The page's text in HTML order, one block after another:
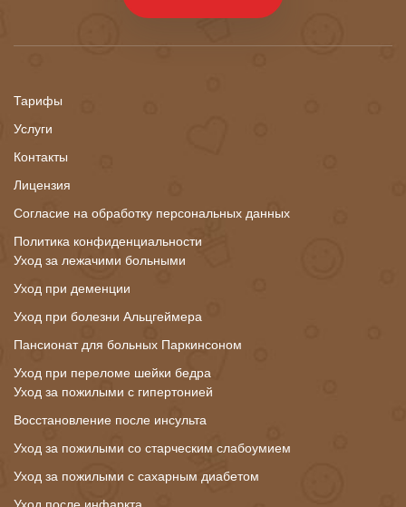
Тарифы
Услуги
Контакты
Лицензия
Согласие на обработку персональных данных
Политика конфиденциальности
Уход за лежачими больными
Уход при деменции
Уход при болезни Альцгеймера
Пансионат для больных Паркинсоном
Уход при переломе шейки бедра
Уход за пожилыми с гипертонией
Восстановление после инсульта
Уход за пожилыми со старческим слабоумием
Уход за пожилыми с сахарным диабетом